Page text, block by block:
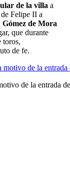
de la villa a
Felipe II a
Gómez de Mora
que durante
toros,
de fe.
de la entrada